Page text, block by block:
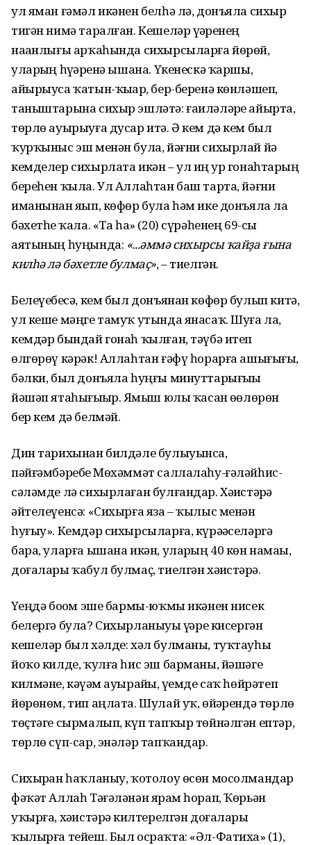
ул яман ғәмәл икәнен белһә лә, донъяла сихыр
тигән нимә таралған. Кешеләр үҙҙәренең
наҙанлығы арҡаһында сихырсыларға йөрөй,
уларҙың һүҙҙәренә ышана. Үкенескә ҡаршы,
айырыуса ҡатын-ҡыҙҙар, бер-беренә көнләшеп,
таныштарына сихыр эшләтә: ғаиләләрҙе айырта,
төрлө ауырыуға дусар итә. Ә кем дә кем был
ҡурҡыныс эш менән була, йәғни сихырлай йә
кемделер сихырлата икән – ул иң ҙур гонаһтарҙың
береһен ҡыла. Ул Аллаһтан баш тарта, йәғни
иманынан яҙып, көфөр була һәм ике донъяла ла
бәхетһеҙ ҡала. «Та һа» (20) сүрәһенең 69-cы
аятының һуңында: «...әммә сихырсы ҡайҙа ғына
килһә лә бәхетле булмаҫ», – тиелгән.
Белеүебеҙсә, кем был донъянан көфөр булып китә,
ул кеше мәңге тамуҡ утында янасаҡ. Шуға ла,
кемдәр бындай гонаһ ҡылған, тәүбә итеп
өлгөрөү кәрәк! Аллаһтан ғәфү һорарға ашығығыҙ,
бәлки, был донъяла һуңғы минуттарығыҙҙы
йәшәп ятаһығыҙҙыр. Яҙмыш юлы ҡасан өҙөлөрөн
бер кем дә белмәй.
Дин тарихынан билдәле булыуынса,
пәйғәмбәребеҙ Мөхәммәт саллалаһу-ғәләйһис-
сәләмде лә сихырлаған булғандар. Хәҙистәрҙә
әйтелеүенсә: «Сихырға яза – ҡылыс менән
һуғыу». Кемдәр сихырсыларға, күрәҙәселәргә
бара, уларға ышана икән, уларҙың 40 көн намаҙы,
доғалары ҡабул булмаҫ, тиелгән хәҙистәрҙә.
Үҙеңдә боҙом эше бармы-юҡмы икәнен нисек
белергә була? Сихырланыуҙы үҙҙәре кисергән
кешеләр был хәлде: хәл булманы, туҡтауһыҙ
йоҡо килде, ҡулға һис эш барманы, йәшәге
килмәне, кәүҙәм ауырайҙы, үҙемде саҡ һөйрәтеп
йөрөнөм, тип аңлата. Шулай уҡ, өйҙәрендә төрлө
төҫтәге сырмалып, күп тапҡыр төйнәлгән ептәр,
төрлө сүп-сар, энәләр тапҡандар.
Сихырҙан һаҡланыу, ҡотолоу өсөн мосолмандар
фәҡәт Аллаһ Тәғәләнән ярҙам һорап, Ҡөрьән
уҡырға, хәҙистәрҙә килтерелгән доғаларҙы
ҡылырға тейеш. Был осраҡта: «Әл-Фатиха» (1),